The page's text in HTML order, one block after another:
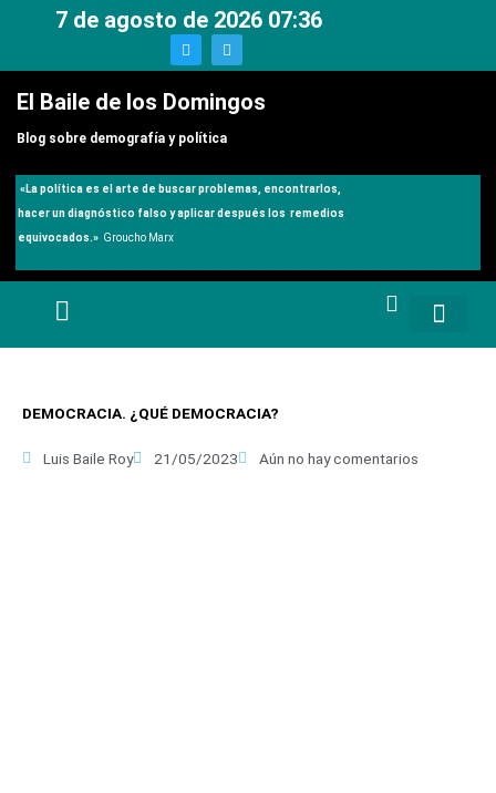
7 de agosto de 2026 07:36
T
w
i
t
r
T
e
l
g
r
a
m
El Baile de los Domingos
Blog sobre demografía y política
«La política es el arte de buscar problemas, encontrarlos,
hacer un diagnóstico falso y aplicar después los remedios
equivocados.» Groucho Marx
DEMOCRACIA. ¿QUÉ DEMOCRACIA?
Luis Baile Roy 21/05/2023 Aún no hay comentarios